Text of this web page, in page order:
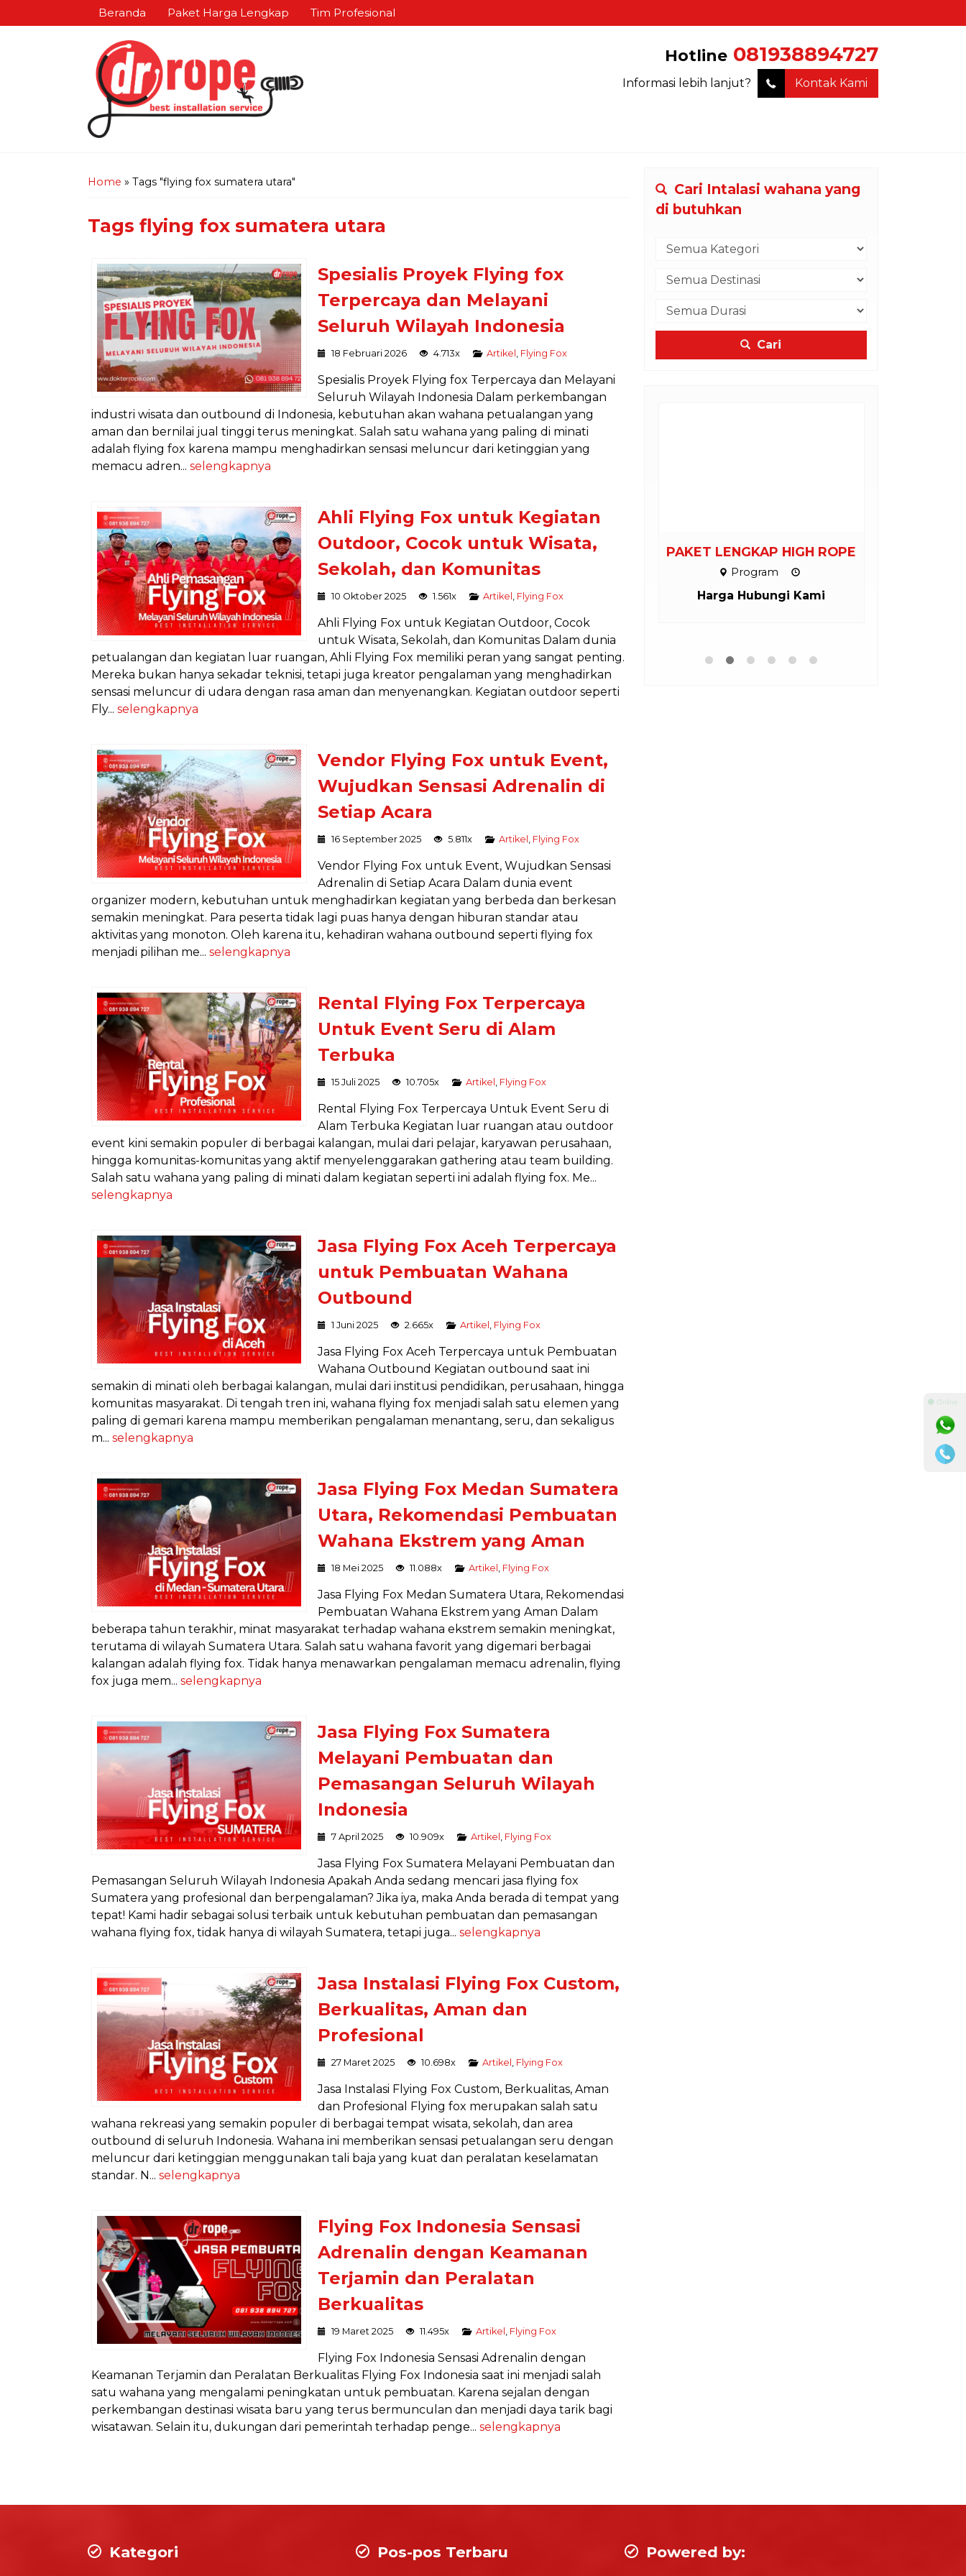
Beranda Paket Harga Lengkap Tim Profesional
Hotline 081938894727
Informasi lebih lanjut? Kontak Kami
Home » Tags "flying fox sumatera utara"
Tags flying fox sumatera utara
Spesialis Proyek Flying fox
Terpercaya dan Melayani
Seluruh Wilayah Indonesia
18 Februari 2026 4.713x Artikel Flying Fox
Spesialis Proyek Flying fox Terpercaya dan Melayani
Seluruh Wilayah Indonesia Dalam perkembangan
industri wisata dan outbound di Indonesia, kebutuhan akan wahana petualangan yang
aman dan bernilai jual tinggi terus meningkat. Salah satu wahana yang paling di minati
adalah flying fox karena mampu menghadirkan sensasi meluncur dari ketinggian yang
memacu adren... selengkapnya
Ahli Flying Fox untuk Kegiatan
Outdoor, Cocok untuk Wisata,
Sekolah, dan Komunitas
10 Oktober 2025 1.561x Artikel Flying Fox
Ahli Flying Fox untuk Kegiatan Outdoor, Cocok
untuk Wisata, Sekolah, dan Komunitas Dalam dunia
petualangan dan kegiatan luar ruangan, Ahli Flying Fox memiliki peran yang sangat penting.
Mereka bukan hanya sekadar teknisi, tetapi juga kreator pengalaman yang menghadirkan
sensasi meluncur di udara dengan rasa aman dan menyenangkan. Kegiatan outdoor seperti
Fly... selengkapnya
Vendor Flying Fox untuk Event,
Wujudkan Sensasi Adrenalin di
Setiap Acara
16 September 2025 5.811x Artikel Flying Fox
Vendor Flying Fox untuk Event, Wujudkan Sensasi
Adrenalin di Setiap Acara Dalam dunia event
organizer modern, kebutuhan untuk menghadirkan kegiatan yang berbeda dan berkesan
semakin meningkat. Para peserta tidak lagi puas hanya dengan hiburan standar atau
aktivitas yang monoton. Oleh karena itu, kehadiran wahana outbound seperti flying fox
menjadi pilihan me... selengkapnya
Rental Flying Fox Terpercaya
Untuk Event Seru di Alam
Terbuka
15 Juli 2025 10.705x Artikel Flying Fox
Rental Flying Fox Terpercaya Untuk Event Seru di
Alam Terbuka Kegiatan luar ruangan atau outdoor
event kini semakin populer di berbagai kalangan, mulai dari pelajar, karyawan perusahaan,
hingga komunitas-komunitas yang aktif menyelenggarakan gathering atau team building.
Salah satu wahana yang paling di minati dalam kegiatan seperti ini adalah flying fox. Me...
selengkapnya
Jasa Flying Fox Aceh Terpercaya
untuk Pembuatan Wahana
Outbound
1 Juni 2025 2.665x Artikel Flying Fox
Jasa Flying Fox Aceh Terpercaya untuk Pembuatan
Wahana Outbound Kegiatan outbound saat ini
semakin di minati oleh berbagai kalangan, mulai dari institusi pendidikan, perusahaan, hingga
komunitas masyarakat. Di tengah tren ini, wahana flying fox menjadi salah satu elemen yang
paling di gemari karena mampu memberikan pengalaman menantang, seru, dan sekaligus
m... selengkapnya
Jasa Flying Fox Medan Sumatera
Utara, Rekomendasi Pembuatan
Wahana Ekstrem yang Aman
18 Mei 2025 11.088x Artikel Flying Fox
Jasa Flying Fox Medan Sumatera Utara, Rekomendasi
Pembuatan Wahana Ekstrem yang Aman Dalam
beberapa tahun terakhir, minat masyarakat terhadap wahana ekstrem semakin meningkat,
terutama di wilayah Sumatera Utara. Salah satu wahana favorit yang digemari berbagai
kalangan adalah flying fox. Tidak hanya menawarkan pengalaman memacu adrenalin, flying
fox juga mem... selengkapnya
Jasa Flying Fox Sumatera
Melayani Pembuatan dan
Pemasangan Seluruh Wilayah
Indonesia
7 April 2025 10.909x Artikel Flying Fox
Jasa Flying Fox Sumatera Melayani Pembuatan dan
Pemasangan Seluruh Wilayah Indonesia Apakah Anda sedang mencari jasa flying fox
Sumatera yang profesional dan berpengalaman? Jika iya, maka Anda berada di tempat yang
tepat! Kami hadir sebagai solusi terbaik untuk kebutuhan pembuatan dan pemasangan
wahana flying fox, tidak hanya di wilayah Sumatera, tetapi juga... selengkapnya
Jasa Instalasi Flying Fox Custom,
Berkualitas, Aman dan
Profesional
27 Maret 2025 10.698x Artikel Flying Fox
Jasa Instalasi Flying Fox Custom, Berkualitas, Aman
dan Profesional Flying fox merupakan salah satu
wahana rekreasi yang semakin populer di berbagai tempat wisata, sekolah, dan area
outbound di seluruh Indonesia. Wahana ini memberikan sensasi petualangan seru dengan
meluncur dari ketinggian menggunakan tali baja yang kuat dan peralatan keselamatan
standar. N... selengkapnya
Flying Fox Indonesia Sensasi
Adrenalin dengan Keamanan
Terjamin dan Peralatan
Berkualitas
19 Maret 2025 11.495x Artikel Flying Fox
Flying Fox Indonesia Sensasi Adrenalin dengan
Keamanan Terjamin dan Peralatan Berkualitas Flying Fox Indonesia saat ini menjadi salah
satu wahana yang mengalami peningkatan untuk pembuatan. Karena sejalan dengan
perkembangan destinasi wisata baru yang terus bermunculan dan menjadi daya tarik bagi
wisatawan. Selain itu, dukungan dari pemerintah terhadap penge... selengkapnya
Cari Intalasi wahana yang
di butuhkan
Cari
INSTALASI AYUNAN
EKSTREM
Instalasi
Harga Hubungi Kami
PAKET LENGKAP HIGH ROPE
Program
Harga Hubungi Kami
Kategori Pos-pos Terbaru Powered by:
⚫ Online